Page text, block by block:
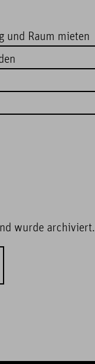
und Raum mieten
wurde archiviert.